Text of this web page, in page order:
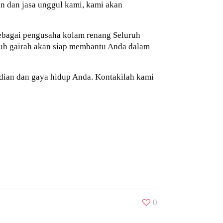
dan jasa unggul kami, kami akan
pengusaha kolam renang Seluruh
gairah akan siap membantu Anda dalam
dan gaya hidup Anda. Kontakilah kami
0